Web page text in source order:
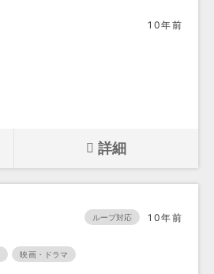
10年前
詳細
ループ対応 10年前
映画・ドラマ